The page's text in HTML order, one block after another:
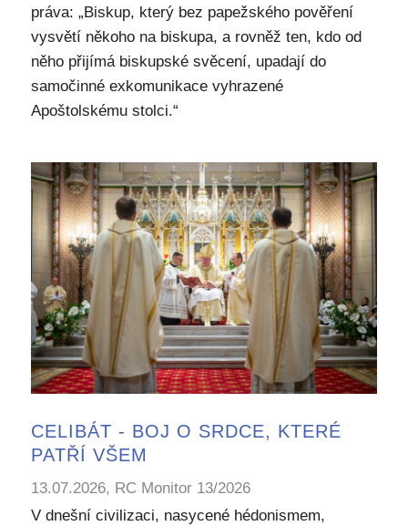
práva: „Biskup, který bez papežského pověření
vysvětí někoho na biskupa, a rovněž ten, kdo od
něho přijímá biskupské svěcení, upadají do
samočinné exkomunikace vyhrazené
Apoštolskému stolci.“
CELIBÁT - BOJ O SRDCE, KTERÉ
PATŘÍ VŠEM
13.07.2026, RC Monitor 13/2026
V dnešní civilizaci, nasycené hédonismem,